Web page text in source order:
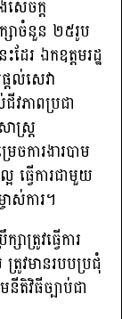
សេចក្តី
ាចំនួន ២៥រូប
ែរ ឯកឧត្តមរដ្ឋ
តល់សេវា
វភាពប្រជា
ស្ត្រ
ចការងារបាម
ធ្វើការជាមួយ
ស់ការ។
ត្រូវធ្វើការ
រូវមានរបបប្រជុំ
តិវិធីច្បាប់ជា